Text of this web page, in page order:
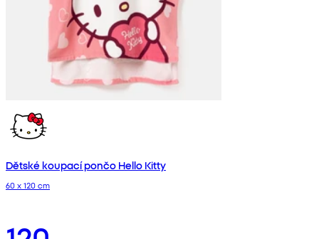
Dětské koupací pončo Hello Kitty
60 x 120 cm